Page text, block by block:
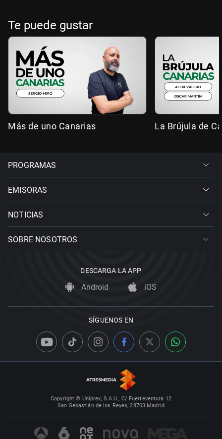
Te puede gustar
Más de uno Canarias La Brújula de
PROGRAMAS
EMISORAS
NOTICIAS
SOBRE NOSOTROS
DESCARGA LA APP
Android iOS
SÍGUENOS EN
Copyright © Uniprex, S.A.U., C/ Fuerteventura 12
San Sebastián de los Reyes, 28703 Madrid